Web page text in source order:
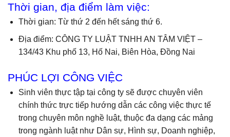
Thời gian, địa điểm làm việc:
Thời gian: Từ thứ 2 đến hết sáng thứ 6.
Địa điểm: CÔNG TY LUẬT TNHH AN TÂM VIỆT –
134/43 Khu phố 13, Hố Nai, Biên Hòa, Đồng Nai
PHÚC LỢI CÔNG VIỆC
Sinh viên thực tập tại công ty sẽ được chuyên viên
chính thức trực tiếp hướng dẫn các công việc thực tế
trong chuyên môn nghề luật, thuộc đa dạng các mảng
trong ngành luật như Dân sự, Hình sự, Doanh nghiệp,